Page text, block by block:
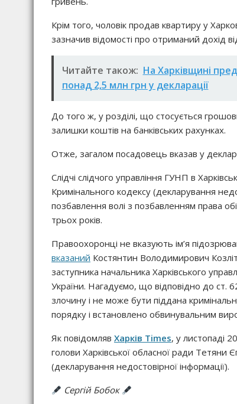
Крім того, чоловік продав квартиру у
зазначив відомості про отриманий дохід
Читайте також: На Харківщині
понад 2,5 млн грн у декларації
До того ж, у розділі, що стосується
залишки коштів на банківських рахунках.
Отже, загалом посадовець вказав у
Слідчі слідчого управління ГУНП в
Кримінального кодексу (декларування
позбавлення волі з позбавленням права
трьох років.
Правоохоронці не вказують ім’я
вказаний Костянтин Володимирович
заступника начальника Харківського
України. Нагадуємо, що відповідно до ст.
злочину і не може бути піддана
порядку і встановлено обвинувальним
Як повідомляв Харків Times, у листопаді
голови Харківської обласної ради
(декларування недостовірної інформації).
Сергій Бобок